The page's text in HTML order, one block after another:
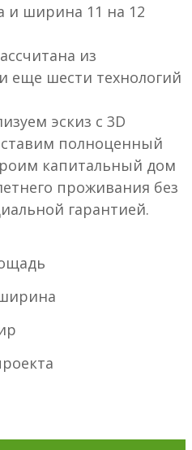
и ширина 11 на 12
из
еще шести технологий
эскиз с 3D
полноценный
капитальный дом
проживания без
гарантией.